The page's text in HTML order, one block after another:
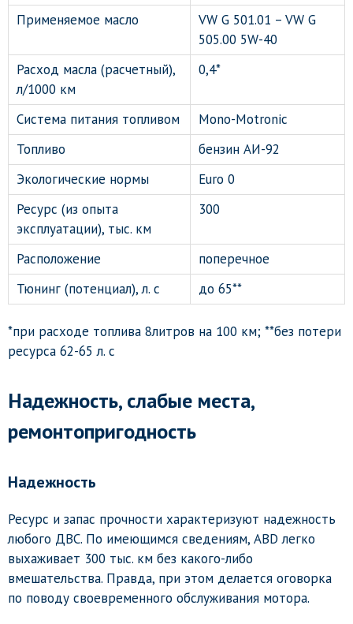
Применяемое масло
VW G 501.01 – VW G
505.00 5W-40
Расход масла (расчетный),
л/1000 км
0,4*
Система питания топливом
Mono-Motronic
Топливо
бензин АИ-92
Экологические нормы
Euro 0
Ресурс (из опыта
эксплуатации), тыс. км
300
Расположение
поперечное
Тюнинг (потенциал), л. с
до 65**
*при расходе топлива 8литров на 100 км; **без потери
ресурса 62-65 л. с
Надежность, слабые места,
ремонтопригодность
Надежность
Ресурс и запас прочности характеризуют надежность
любого ДВС. По имеющимся сведениям, ABD легко
выхаживает 300 тыс. км без какого-либо
вмешательства. Правда, при этом делается оговорка
по поводу своевременного обслуживания мотора.